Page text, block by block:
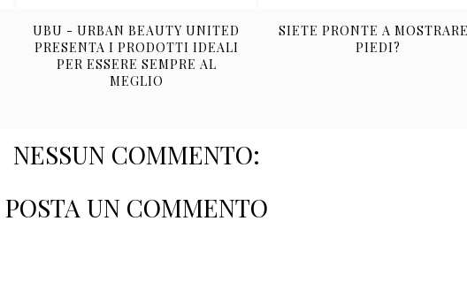
UBU - URBAN BEAUTY UNITED
PRESENTA I PRODOTTI IDEALI
PER ESSERE SEMPRE AL
MEGLIO
SIETE PRONTE A
PIEDI?
NESSUN COMMENTO:
POSTA UN COMMENTO